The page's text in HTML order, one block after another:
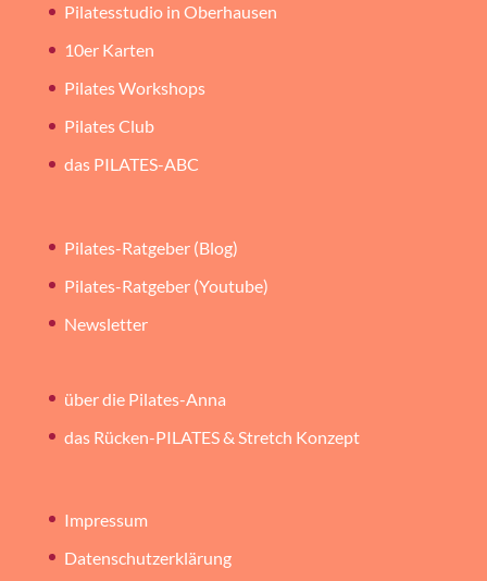
Pilatesstudio in Oberhausen
10er Karten
Pilates Workshops
Pilates Club
das PILATES-ABC
Pilates-Ratgeber (Blog)
Pilates-Ratgeber (Youtube)
Newsletter
über die Pilates-Anna
das Rücken-PILATES & Stretch Konzept
Impressum
Datenschutzerklärung